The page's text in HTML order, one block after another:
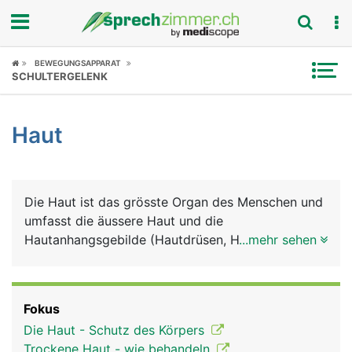
Fokus
Symptome
News
Rubriken
BEWEGUNGSAPPARAT
SCHULTERGELENK
Haut
Die Haut ist das grösste Organ des Menschen und
umfasst die äussere Haut und die
Hautanhangsgebilde (Hautdrüsen, Haare, Nägel).
Oberhaut (Epidermis), Lederhaut (Dermis) und
Unterhaut (Subkutis). Zu den Hauptaufgaben der
...mehr sehen
Fokus
Die Haut - Schutz des Körpers
Trockene Haut - wie behandeln